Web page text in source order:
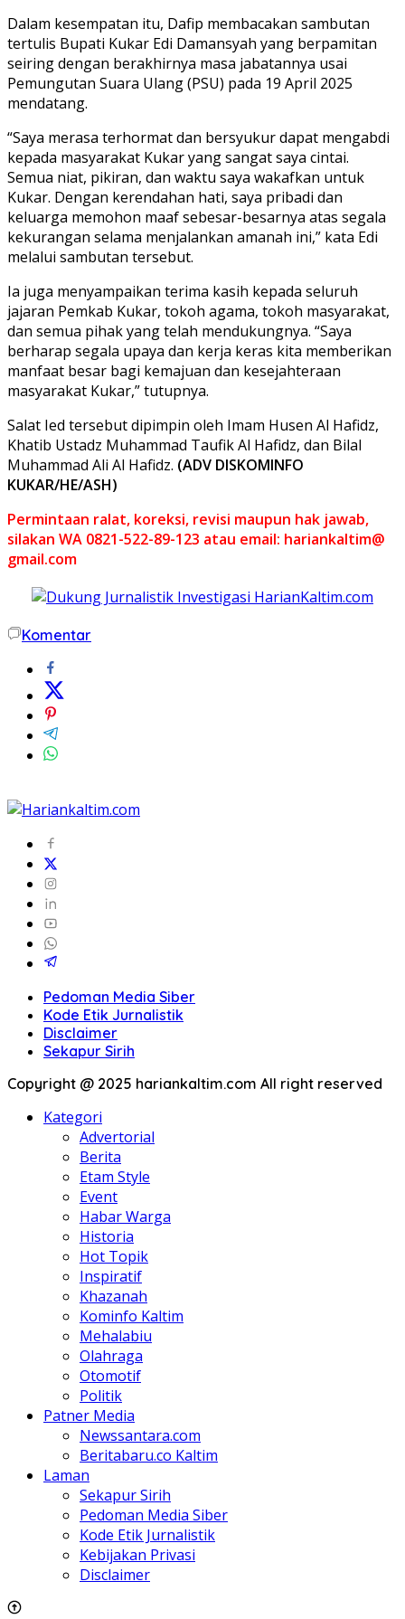
Dalam kesempatan itu, Dafip membacakan sambutan
tertulis Bupati Kukar Edi Damansyah yang berpamitan
seiring dengan berakhirnya masa jabatannya usai
Pemungutan Suara Ulang (PSU) pada 19 April 2025
mendatang.
“Saya merasa terhormat dan bersyukur dapat mengabdi
kepada masyarakat Kukar yang sangat saya cintai.
Semua niat, pikiran, dan waktu saya wakafkan untuk
Kukar. Dengan kerendahan hati, saya pribadi dan
keluarga memohon maaf sebesar-besarnya atas segala
kekurangan selama menjalankan amanah ini,” kata Edi
melalui sambutan tersebut.
Ia juga menyampaikan terima kasih kepada seluruh
jajaran Pemkab Kukar, tokoh agama, tokoh masyarakat,
dan semua pihak yang telah mendukungnya. “Saya
berharap segala upaya dan kerja keras kita memberikan
manfaat besar bagi kemajuan dan kesejahteraan
masyarakat Kukar,” tutupnya.
Salat Ied tersebut dipimpin oleh Imam Husen Al Hafidz,
Khatib Ustadz Muhammad Taufik Al Hafidz, dan Bilal
Muhammad Ali Al Hafidz. (ADV DISKOMINFO
KUKAR/HE/ASH)
Permintaan ralat, koreksi, revisi maupun hak jawab,
silakan WA 0821-522-89-123 atau email: hariankaltim@
gmail.com
Komentar
Pedoman Media Siber
Kode Etik Jurnalistik
Disclaimer
Sekapur Sirih
Copyright @ 2025 hariankaltim.com All right reserved
Kategori
Advertorial
Berita
Etam Style
Event
Habar Warga
Historia
Hot Topik
Inspiratif
Khazanah
Kominfo Kaltim
Mehalabiu
Olahraga
Otomotif
Politik
Patner Media
Newssantara.com
Beritabaru.co Kaltim
Laman
Sekapur Sirih
Pedoman Media Siber
Kode Etik Jurnalistik
Kebijakan Privasi
Disclaimer